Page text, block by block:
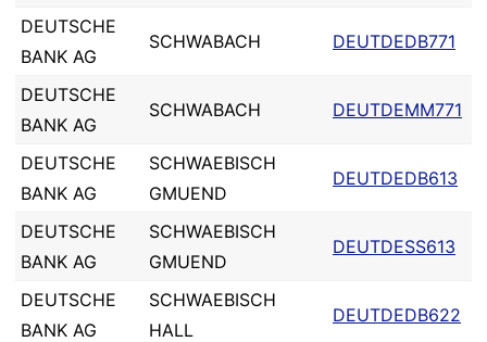
DEUTSCHE
BANK AG
SCHWABACH DEUTDEDB771
DEUTSCHE
BANK AG
SCHWABACH DEUTDEMM771
DEUTSCHE
BANK AG
SCHWAEBISCH
GMUEND
DEUTDEDB613
DEUTSCHE
BANK AG
SCHWAEBISCH
GMUEND
DEUTDESS613
DEUTSCHE
BANK AG
SCHWAEBISCH
HALL
DEUTDEDB622